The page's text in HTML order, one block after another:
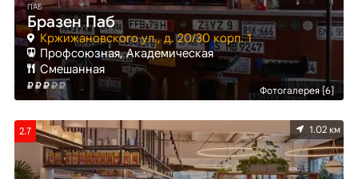
Фотогалерея [6]
ПАБ
Бразен Паб
Кржижановского ул., д. 20/30 корп. 1
Профсоюзная, Академическая
Смешанная
2.7 1.02 км